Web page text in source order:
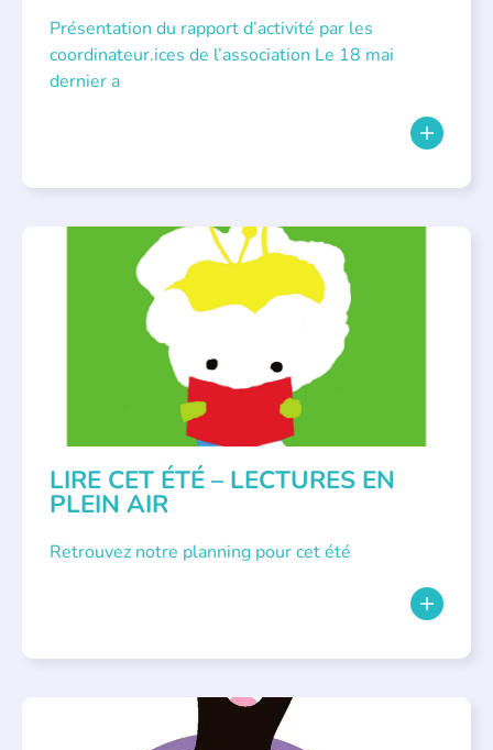
Présentation du rapport d’activité par les
coordinateur.ices de l’association Le 18 mai
dernier a
BIBLIOTHÈQUES ÉVÉNEMENTS , LECTURE INDIVIDUALISÉE
LITTÉRATURE JEUNESSE
LIRE CET ÉTÉ – LECTURES EN
PLEIN AIR
Retrouvez notre planning pour cet été